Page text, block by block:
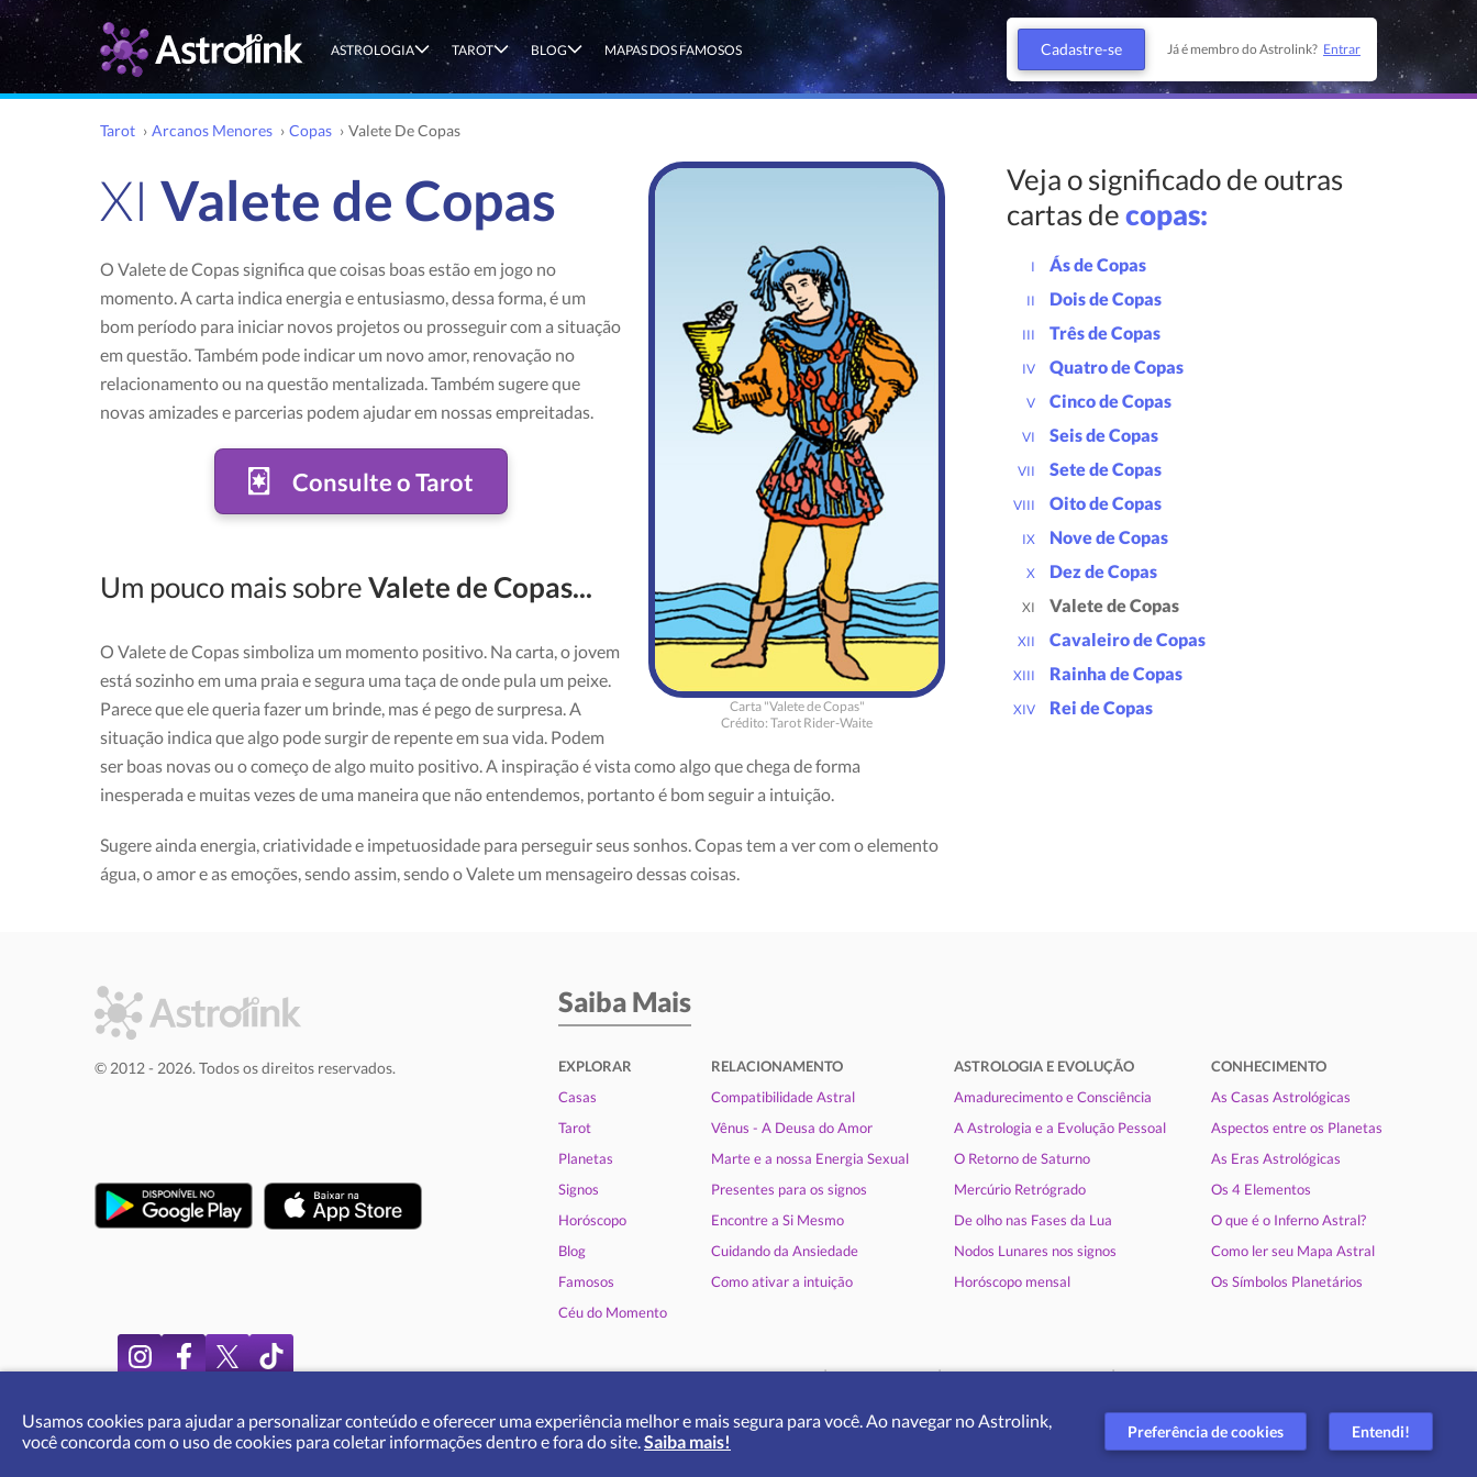
ASTROLOGIA TAROT BLOG MAPAS DOS FAMOSOS Cadastre-se Já é membro do Astrolink? Entrar
Tarot › Arcanos Menores › Copas › Valete De Copas
Carta "Valete de Copas"
Crédito: Tarot Rider-Waite
XI Valete de Copas
O Valete de Copas significa que coisas boas estão em jogo no
momento. A carta indica energia e entusiasmo, dessa forma, é um
bom período para iniciar novos projetos ou prosseguir com a situação
em questão. Também pode indicar um novo amor, renovação no
relacionamento ou na questão mentalizada. Também sugere que
novas amizades e parcerias podem ajudar em nossas empreitadas.
Consulte o Tarot
Um pouco mais sobreValete de Copas...
O Valete de Copas simboliza um momento positivo. Na carta, o jovem
está sozinho em uma praia e segura uma taça de onde pula um peixe.
Parece que ele queria fazer um brinde, mas é pego de surpresa. A
situação indica que algo pode surgir de repente em sua vida. Podem
ser boas novas ou o começo de algo muito positivo. A inspiração é vista como algo que chega de forma
inesperada e muitas vezes de uma maneira que não entendemos, portanto é bom seguir a intuição.
Sugere ainda energia, criatividade e impetuosidade para perseguir seus sonhos. Copas tem a ver com o elemento
água, o amor e as emoções, sendo assim, sendo o Valete um mensageiro dessas coisas.
Veja o significado de outras
cartas decopas:
I Ás de Copas
II Dois de Copas
III Três de Copas
IV Quatro de Copas
V Cinco de Copas
VI Seis de Copas
VII Sete de Copas
VIII Oito de Copas
IX Nove de Copas
X Dez de Copas
XI Valete de Copas
XII Cavaleiro de Copas
XIII Rainha de Copas
XIV Rei de Copas
Saiba Mais
EXPLORAR
Casas
Tarot
Planetas
Signos
Horóscopo
Blog
Famosos
Céu do Momento
RELACIONAMENTO
Compatibilidade Astral
Vênus - A Deusa do Amor
Marte e a nossa Energia Sexual
Presentes para os signos
Encontre a Si Mesmo
Cuidando da Ansiedade
Como ativar a intuição
ASTROLOGIA E EVOLUÇÃO
Amadurecimento e Consciência
A Astrologia e a Evolução Pessoal
O Retorno de Saturno
Mercúrio Retrógrado
De olho nas Fases da Lua
Nodos Lunares nos signos
Horóscopo mensal
CONHECIMENTO
As Casas Astrológicas
Aspectos entre os Planetas
As Eras Astrológicas
Os 4 Elementos
O que é o Inferno Astral?
Como ler seu Mapa Astral
Os Símbolos Planetários
Quem somos |Termos de uso |Politica de privacidade |Ajuda
Português
© 2012 - 2026. Todos os direitos reservados.
Usamos cookies para ajudar a personalizar conteúdo e oferecer uma experiência melhor e mais segura para você. Ao navegar no Astrolink,
você concorda com o uso de cookies para coletar informações dentro e fora do site.Saiba mais! Entendi!
Preferência de cookies